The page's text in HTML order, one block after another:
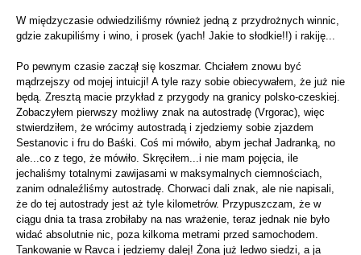
W międzyczasie odwiedziliśmy również jedną z przydrożnych winnic,
gdzie zakupiliśmy i wino, i prosek (yach! Jakie to słodkie!!) i rakiję...
Po pewnym czasie zaczął się koszmar. Chciałem znowu być
mądrzejszy od mojej intuicji! A tyle razy sobie obiecywałem, że już nie
będą. Zresztą macie przykład z przygody na granicy polsko-czeskiej.
Zobaczyłem pierwszy możliwy znak na autostradę (Vrgorac), więc
stwierdziłem, że wrócimy autostradą i zjedziemy sobie zjazdem
Sestanovic i fru do Baśki. Coś mi mówiło, abym jechał Jadranką, no
ale...co z tego, że mówiło. Skręciłem...i nie mam pojęcia, ile
jechaliśmy totalnymi zawijasami w maksymalnych ciemnościach,
zanim odnaleźliśmy autostradę. Chorwaci dali znak, ale nie napisali,
że do tej autostrady jest aż tyle kilometrów. Przypuszczam, że w
ciągu dnia ta trasa zrobiłaby na nas wrażenie, teraz jednak nie było
widać absolutnie nic, poza kilkoma metrami przed samochodem.
Tankowanie w Ravca i jedziemy dalej! Żona już ledwo siedzi, a ja